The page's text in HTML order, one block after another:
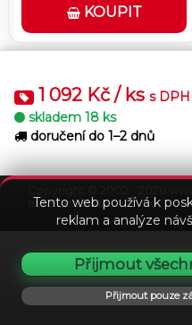
Tento web používá k
reklam a analýze
Přijmout
Přijmout pouze
1 092 Kč / ks s DPH
skladem 18 ks
doručení do 1–2 dnů
KOUPIT
powered by VEDOS.cz